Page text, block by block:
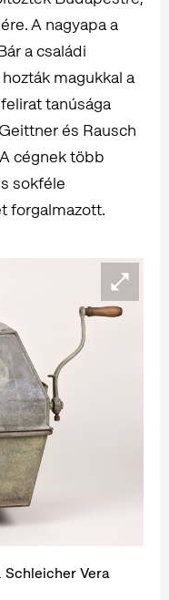
A nagyapa a
a családi
magukkal a
tanúsága
és Rausch
cégnek több
sokféle
forgalmazott.
Schleicher Vera